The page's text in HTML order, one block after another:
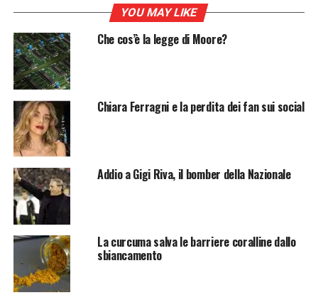
a Sciabola
Squilibrio Ecologico
Soluzioni per la Conservazione dei Grandi
Controllo della Caccia e del
Ricerca e Monitoraggio
YOU MAY LIKE
Che cos’è la legge di Moore?
Chiara Ferragni e la perdita dei fan sui social
Addio a Gigi Riva, il bomber della Nazionale
La curcuma salva le barriere coralline dallo
sbiancamento